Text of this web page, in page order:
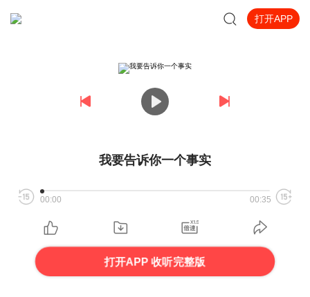
打开APP
我要告诉你一个事实
00:00 00:35
打开APP 收听完整版